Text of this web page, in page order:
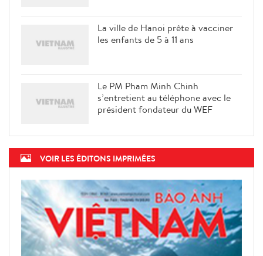
La ville de Hanoi prête à vacciner
les enfants de 5 à 11 ans
Le PM Pham Minh Chinh
s’entretient au téléphone avec le
président fondateur du WEF
VOIR LES ÉDITONS IMPRIMÉES